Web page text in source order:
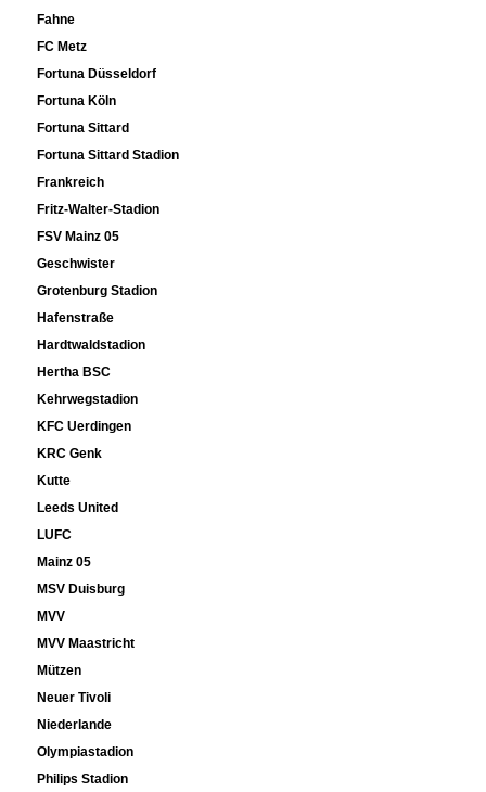
Fahne
FC Metz
Fortuna Düsseldorf
Fortuna Köln
Fortuna Sittard
Fortuna Sittard Stadion
Frankreich
Fritz-Walter-Stadion
FSV Mainz 05
Geschwister
Grotenburg Stadion
Hafenstraße
Hardtwaldstadion
Hertha BSC
Kehrwegstadion
KFC Uerdingen
KRC Genk
Kutte
Leeds United
LUFC
Mainz 05
MSV Duisburg
MVV
MVV Maastricht
Mützen
Neuer Tivoli
Niederlande
Olympiastadion
Philips Stadion